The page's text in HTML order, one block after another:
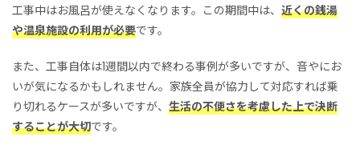
工事中はお風呂が使えなくなります。この期間中は、 近くの銭湯
や温泉施設の利用が必要です。
また、工事自体は1週間以内で終わる事例が多いですが、音やにお
いが気になるかもしれません。家族全員が協力して対応すれば乗
り切れるケースが多いですが、 生活の不便さを考慮した上で決断
することが大切です。